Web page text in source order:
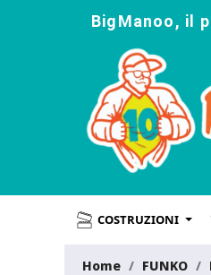
BigManoo, il
COSTRUZIONI
Home FUNKO